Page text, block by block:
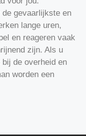
de gevaarlijkste en
lange uren,
en reageren vaak
zijn. Als u
de overheid en
worden een